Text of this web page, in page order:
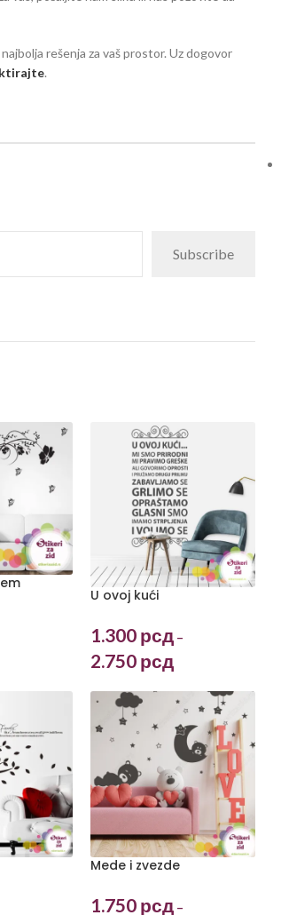
rešenja za vaš prostor. Uz dogovor
.
Subscribe
U ovoj kući
1.300 рсд –
2.750 рсд
Mede i zvezde
1.750 рсд –